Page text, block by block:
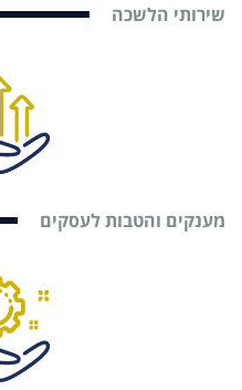
שירותי הלשכה
מענקים והטבות לעסקים